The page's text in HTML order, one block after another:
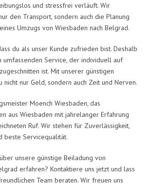
und stressfrei verläuft. Wir
den Transport, sondern auch die Planung
Umzugs von Wiesbaden nach Belgrad.
du als unser Kunde zufrieden bist. Deshalb
Service, der individuell auf
ist. Mit unserer günstigen
nicht nur Geld, sondern auch Zeit und Nerven.
Moench Wiesbaden, das
aus Wiesbaden mit jahrelanger Erfahrung
Ruf. Wir stehen für Zuverlässigkeit,
beste Servicequalität.
unsere günstige Beiladung von
erfahren? Kontaktiere uns jetzt und lass
Team beraten. Wir freuen uns